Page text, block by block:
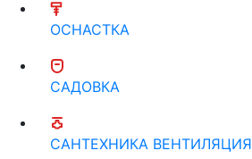
ОСНАСТКА
САДОВКА
САНТЕХНИКА ВЕНТИЛЯЦИЯ